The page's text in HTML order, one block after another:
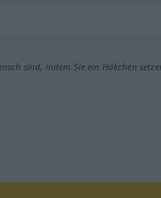
sind, indem Sie ein Häkchen